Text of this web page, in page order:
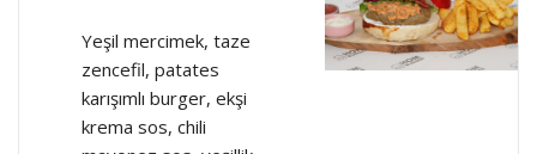
Yeşil mercimek, taze
zencefil, patates
karışımlı burger, ekşi
krema sos, chili